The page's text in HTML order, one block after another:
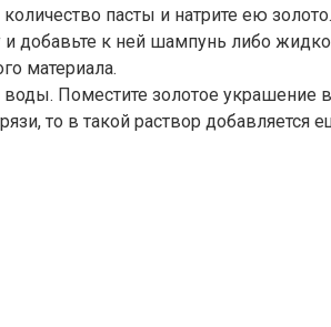
пасты и натрите ею
к ней шампунь либо
материала.
Поместите золотое
то в такой раствор